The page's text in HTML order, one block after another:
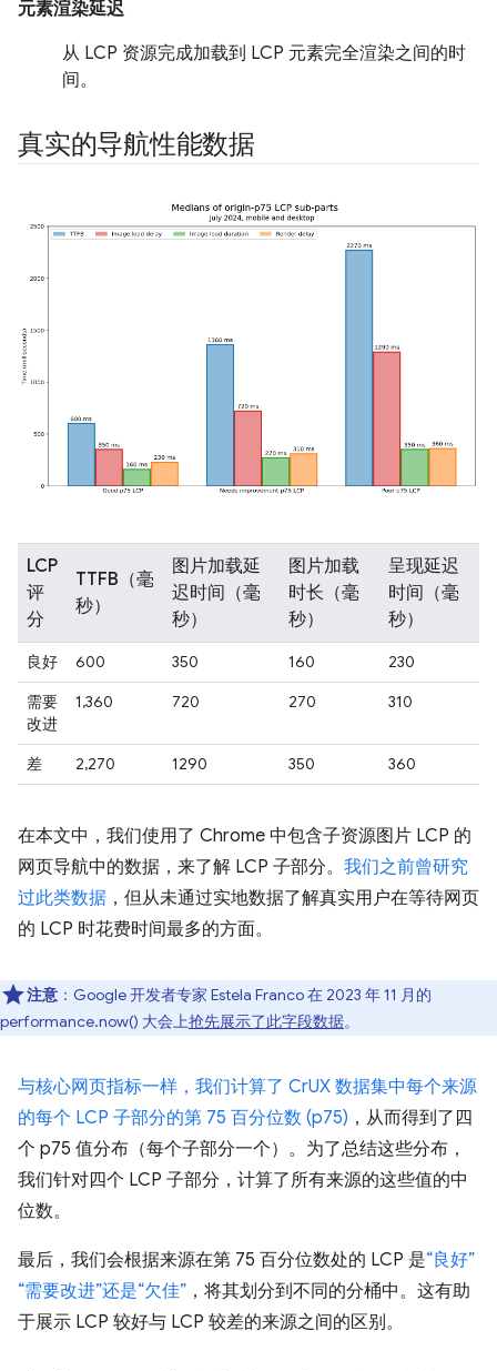
元素渲染延迟
从 LCP 资源完成加载到 LCP 元素完全渲染之间的时
间。
真实的导航性能数据
LCP
评
分
TTFB（毫
秒）
图片加载延
迟时间（毫
秒）
图片加载
时长（毫
秒）
呈现延迟
时间（毫
秒）
良好 600 350 160
230
需要
改进
1,360 720 270 310
差 2,270 1290 350 360
在本文中，我们使用了 Chrome 中包含子资源图片 LCP 的
网页导航中的数据，来了解 LCP 子部分。 我们之前曾研究
过此类数据 ，但从未通过实地数据了解真实用户在等待网页
的 LCP 时花费时间最多的方面。
注意 ：Google 开发者专家 Estela Franco 在 2023 年 11 月的
performance.now() 大会上抢先展示了此字段数据。
与核心网页指标一样，我们计算了 CrUX 数据集中每个来源
的每个 LCP 子部分的第 75 百分位数 (p75) ，从而得到了四
个 p75 值分布（每个子部分一个）。为了总结这些分布，
我们针对四个 LCP 子部分，计算了所有来源的这些值的中
位数。
最后，我们会根据来源在第 75 百分位数处的 LCP 是“良好”
“需要改进”还是“欠佳” ，将其划分到不同的分桶中。这有助
于展示 LCP 较好与 LCP 较差的来源之间的区别。